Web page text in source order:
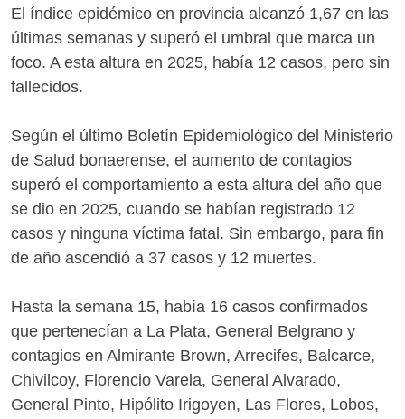
El índice epidémico en provincia alcanzó 1,67 en las
últimas semanas y superó el umbral que marca un
foco. A esta altura en 2025, había 12 casos, pero sin
fallecidos.
Según el último Boletín Epidemiológico del Ministerio
de Salud bonaerense, el aumento de contagios
superó el comportamiento a esta altura del año que
se dio en 2025, cuando se habían registrado 12
casos y ninguna víctima fatal. Sin embargo, para fin
de año ascendió a 37 casos y 12 muertes.
Hasta la semana 15, había 16 casos confirmados
que pertenecían a La Plata, General Belgrano y
contagios en Almirante Brown, Arrecifes, Balcarce,
Chivilcoy, Florencio Varela, General Alvarado,
General Pinto, Hipólito Irigoyen, Las Flores, Lobos,